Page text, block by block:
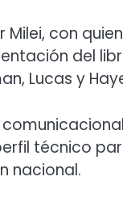
Milei, con
del
Lucas y
técnico
nacional.